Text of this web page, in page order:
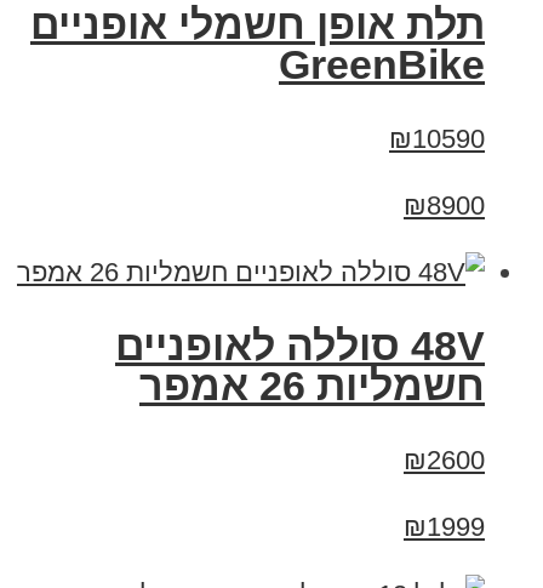
תלת אופן חשמלי אופניים
GreenBike
₪10590
₪8900
48V סוללה לאופניים
חשמליות 26 אמפר
₪2600
₪1999